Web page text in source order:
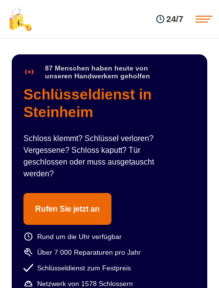
24/7
87 Menschen haben heute von
unseren Handwerkern geholfen
Schlüsseldienst in
Steinheim
Schloss klemmt? Schlüssel verloren?
Vergessene? Schloss kaputt? Tür
geschlossen oder muss ausgetauscht
werden?
Rufen Sie jetzt an
Rund um die Uhr verfügbar
Über 7 000 Reparaturen pro Jahr
Schlüsseldienst zum Festpreis
Netzwerk von 1578 Schlossern